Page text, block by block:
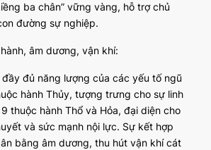
ba chân” vững vàng, hỗ trợ chủ
đường sự nghiệp.
âm dương, vận khí:
đầy đủ năng lượng của các yếu tố ngũ
hành Thủy, tượng trưng cho sự linh
thuộc hành Thổ và Hỏa, đại diện cho
và sức mạnh nội lực. Sự kết hợp
bằng âm dương, thu hút vận khí cát